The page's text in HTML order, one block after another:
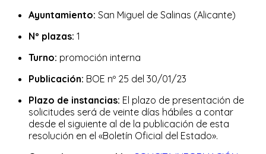
entrada:
la
Ayuntamiento: San Miguel de Salinas (Alicante)
Nº plazas: 1
Turno: promoción interna
Publicación: BOE nº 25 del 30/01/23
Plazo de instancias: El plazo de presentación de
solicitudes será de veinte días hábiles a contar
desde el siguiente al de la publicación de esta
resolución en el «Boletín Oficial del Estado».